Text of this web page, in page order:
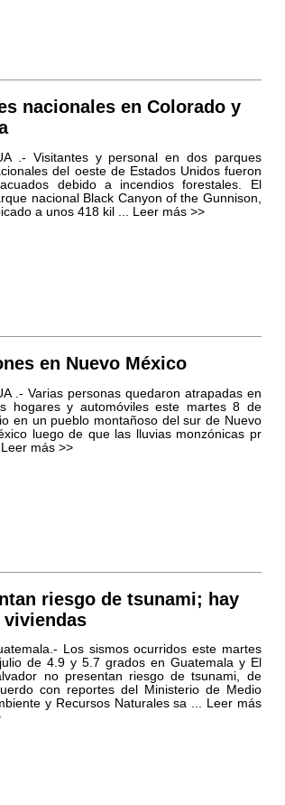
nacionales en Colorado y
.- Visitantes y personal en dos parques
del oeste de Estados Unidos fueron
debido a incendios forestales. El
nacional Black Canyon of the Gunnison,
a unos 418 kil ...
Leer más >>
en Nuevo México
.- Varias personas quedaron atrapadas en
hogares y automóviles este martes 8 de
en un pueblo montañoso del sur de Nuevo
luego de que las lluvias monzónicas pr
Leer más >>
riesgo de tsunami; hay
viviendas
Los sismos ocurridos este martes
de 4.9 y 5.7 grados en Guatemala y El
no presentan riesgo de tsunami, de
con reportes del Ministerio de Medio
y Recursos Naturales sa ... Leer más